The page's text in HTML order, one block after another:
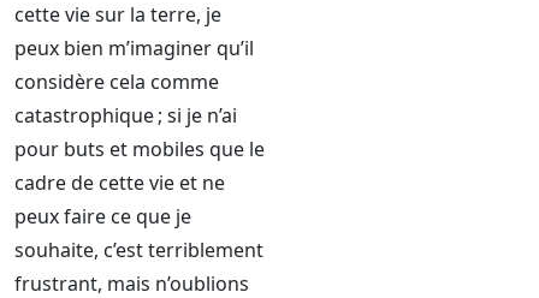
cette vie sur la terre, je
peux bien m’imaginer qu’il
considère cela comme
catastrophique ; si je n’ai
pour buts et mobiles que le
cadre de cette vie et ne
peux faire ce que je
souhaite, c’est terriblement
frustrant, mais n’oublions